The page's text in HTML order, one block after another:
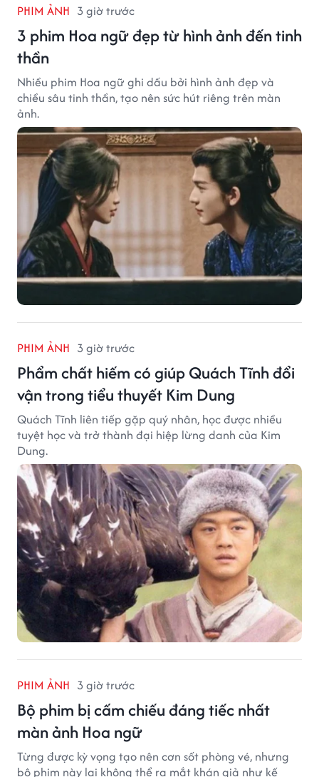
PHIM ẢNH 3 giờ trước
3 phim Hoa ngữ đẹp từ hình ảnh đến tinh
thần
Nhiều phim Hoa ngữ ghi dấu bởi hình ảnh đẹp và
chiều sâu tinh thần, tạo nên sức hút riêng trên màn
ảnh.
PHIM ẢNH 3 giờ trước
Phẩm chất hiếm có giúp Quách Tĩnh đổi
vận trong tiểu thuyết Kim Dung
Quách Tĩnh liên tiếp gặp quý nhân, học được nhiều
tuyệt học và trở thành đại hiệp lừng danh của Kim
Dung.
PHIM ẢNH 3 giờ trước
Bộ phim bị cấm chiếu đáng tiếc nhất
màn ảnh Hoa ngữ
Từng được kỳ vọng tạo nên cơn sốt phòng vé, nhưng
bộ phim này lại không thể ra mắt khán giả như kế